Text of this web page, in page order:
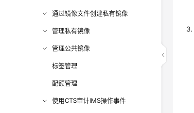
通过镜像文件创建私有镜像
管理私有镜像
管理公共镜像
标签管理
配额管理
使用CTS审计IMS操作事件